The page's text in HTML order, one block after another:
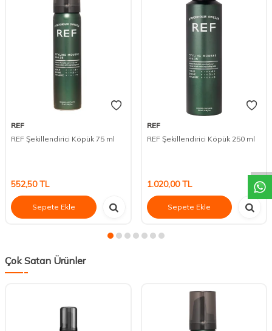
DESTEK
REF
REF Şekillendirici Köpük 75 ml
552,50TL
Sepete Ekle
REF
REF Şekillendirici Köpük 250 ml
1.020,00TL
Sepete Ekle
Çok Satan Ürünler